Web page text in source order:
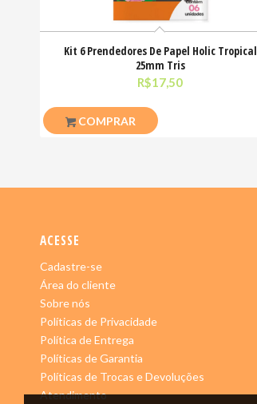
Kit 6 Prendedores De Papel Holic Tropical
25mm Tris
R$17,50
COMPRAR
ACESSE
Cadastre-se
Área do cliente
Sobre nós
Políticas de Privacidade
Política de Entrega
Políticas de Garantia
Políticas de Trocas e Devoluções
Atendimento